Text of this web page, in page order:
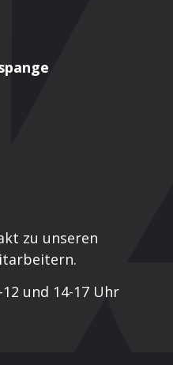
zu unseren
und 14-17 Uhr